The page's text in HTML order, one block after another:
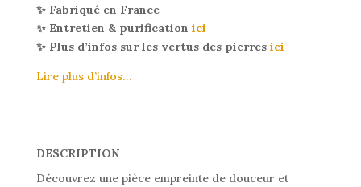
✨ Fabriqué en France
✨ Entretien & purification ici
✨ Plus d’infos sur les vertus des pierresici
Lire plus d’infos…
DESCRIPTION
Découvrez une pièce empreinte de douceur et